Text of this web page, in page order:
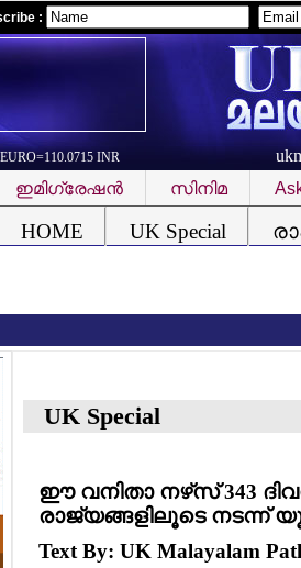
:
INR
ഇമിഗ്രേഷന്‍ സിനിമ
HOME UK Special
UK Special
ഈ വനിതാ നഴ്‌സ് 343
രാജ്യങ്ങളിലൂടെ നടന്ന്
Text By: UK Malayalam